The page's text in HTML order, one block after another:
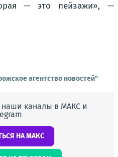
— это пейзажи», —
агентство новостей"
каналы в МАКС и
НА МАКС